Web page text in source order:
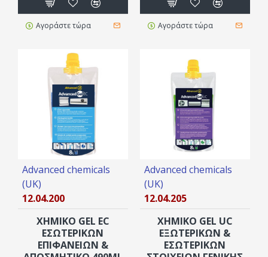
Αγοράστε τώρα Αγοράστε τώρα
Advanced chemicals
(UK)
12.04.200
ΧΗΜΙΚΌ GEL EC
ΕΣΩΤΕΡΙΚΏΝ
ΕΠΙΦΑΝΕΙΏΝ &
Advanced chemicals
(UK)
12.04.205
ΧΗΜΙΚΌ GEL UC
ΕΞΩΤΕΡΙΚΏΝ &
ΕΣΩΤΕΡΙΚΏΝ